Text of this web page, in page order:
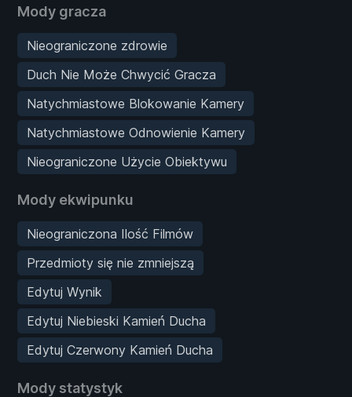
Mody gracza
Nieograniczone zdrowie
Duch Nie Może Chwycić Gracza
Natychmiastowe Blokowanie Kamery
Natychmiastowe Odnowienie Kamery
Nieograniczone Użycie Obiektywu
Mody ekwipunku
Nieograniczona Ilość Filmów
Przedmioty się nie zmniejszą
Edytuj Wynik
Edytuj Niebieski Kamień Ducha
Edytuj Czerwony Kamień Ducha
Mody statystyk